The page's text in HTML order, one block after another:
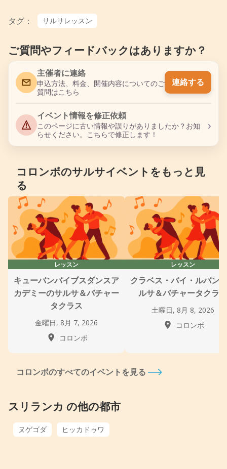
タグ： サルサレッスン
ご質問やフィードバックはありますか？
主催者に連絡
申込方法、料金、開催内容についてのご
質問はこちら
連絡する
イベント情報を修正依頼
このページに古い情報や誤りがありましたか？お知
らせください。こちらで修正します！
›
コロンボのサルサイベントをもっと見
る
レッスン
キューバンバイブスダンスア
カデミーのサルサ＆バチャー
タクラス
金曜日, 8月 7, 2026
コロンボ
レッスン
クラベス・バイ・ルバン
ルサ＆バチャータクラス
土曜日, 8月 8, 2026
コロンボ
コロンボのすべてのイベントを見る
スリランカ の他の都市
ヌゲゴダ ヒッカドゥワ